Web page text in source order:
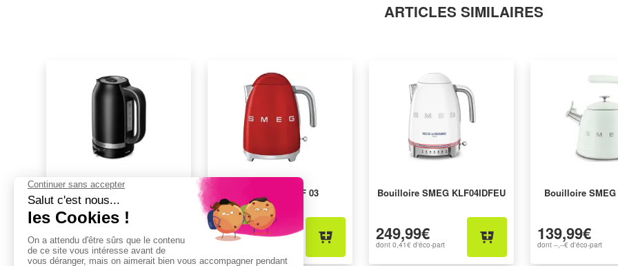
ARTICLES SIMILAIRES
Bouilloire KITCHENAID
5KEK1701EBM/1
199,99€
dont0,41€d'éco-part
Bouilloire SMEG KLF 03
RDEU
169,99€
dont0,41€
Bouilloire SMEG KLF04IDFEU
249,99€
dont 0,41€ d'éco-part
Bouilloire SMEG
139,99€
dont --,--€ d'éco-part